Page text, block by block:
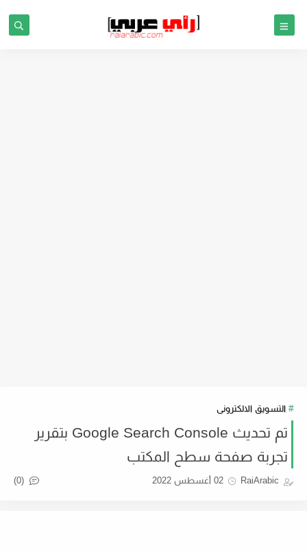
التسويق الالكترونى
تم تحديث Google Search Console بتقرير
تجربة صفحة سطح المكتب
RaiArabic 02 أغسطس 2022 (0)